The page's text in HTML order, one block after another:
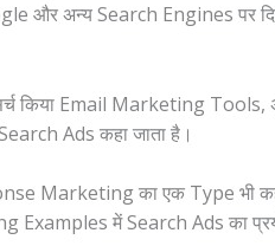
और अन्य Search Engines पर
किया Email Marketing
Ads कहा जाता है।
Marketing का एक Type भी
में Search Ads का